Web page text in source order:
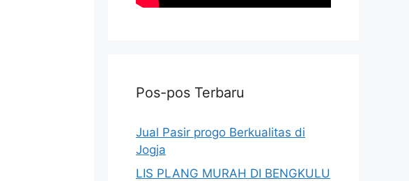
Pos-pos Terbaru
Jual Pasir progo Berkualitas di
Jogja
LIS PLANG MURAH DI BENGKULU